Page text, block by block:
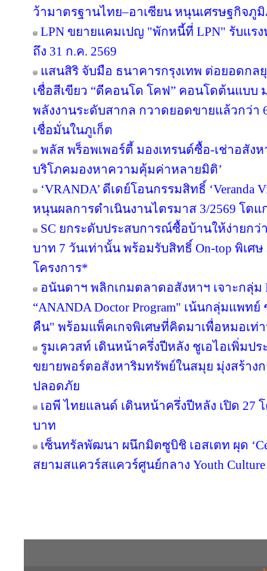
ว้ามาตรฐานไทย–อาเซียน หนุนเศรษฐกิจภู
LPN ขยายแคมเปญ "พักหนี้ที่ LPN" รับแร
ถึง 31 ก.ค. 2569
แสนสิริ จับมือ ธนาคารกรุงเทพ ต่อยอดก
เชื่อสีเขียว “ดีคอนโด โคฟ” คอนโดต้นแบบ
พลังงานระดับสากล กวาดยอดขายแล้วกว่า
เชื่อมั่นในภูเก็ต
พลัส พร็อพเพอร์ตี้ มองเทรนด์ซื้อ-เช่าอสัง
บริโภคมองหาความคุ้มค่าหลายมิติ’
‘VRANDA’ ดีเดย์โอนกรรมสิทธิ์ ‘Veranda
หนุนผลการดำเนินงานไตรมาส 3/2569 โตแ
SC ยกระดับประสบการณ์ซื้อบ้านให้ง่ายกว่
บาท 7 วันเท่านั้น พร้อมรับสิทธิ์ On-top พิเศษ
โครงการ*
อนันดาฯ พลิกเกมตลาดอสังหาฯ เจาะกลุ่ม
“ANANDA Doctor Program" เน้นกลุ่มแพท
คืน" พร้อมแพ็คเกจพิเศษที่คิดมาเพื่อหมอเท่
รูมเควสท์ เดินหน้าครึ่งปีหลัง ชูเอไอเพิ่มป
ขยายพอร์ตอสังหาริมทรัพย์ในสมุย มุ่งสร้าง
ปลอดภัย
เอพี ไทยแลนด์ เดินหน้าครึ่งปีหลัง เปิด 27
บาท
เซ็นทรัลพัฒนา ผนึกมิตซูบิชิ เอสเตท ผุด
สยามสแควร์สแควร์ศูนย์กลาง Youth